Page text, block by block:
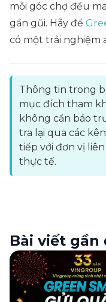
mỗi góc chợ đều
gần gũi. Hãy để
có một trải nghiệm
Thông tin trong
mục đích tham
không cần báo
tra lại qua các
tiếp với đơn vị
thực tế.
Bài viết gần